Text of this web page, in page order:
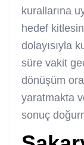
kurallarına
hedef
dolayısıyla
süre vakit
dönüşüm
yaratmakta
sonuç